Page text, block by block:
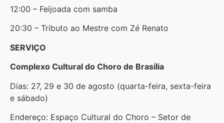
12:00 – Feijoada com samba
20:30 – Tributo ao Mestre com Zé Renato
SERVIÇO
Complexo Cultural do Choro de Brasília
Dias: 27, 29 e 30 de agosto (quarta-feira, sexta-feira
e sábado)
Endereço: Espaço Cultural do Choro – Setor de